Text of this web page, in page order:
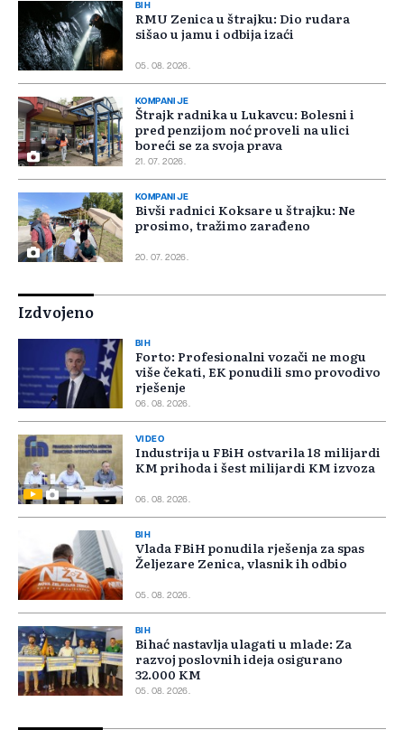
BIH
RMU Zenica u štrajku: Dio rudara
sišao u jamu i odbija izaći
05. 08. 2026.
KOMPANIJE
Štrajk radnika u Lukavcu: Bolesni i
pred penzijom noć proveli na ulici
boreći se za svoja prava
21. 07. 2026.
KOMPANIJE
Bivši radnici Koksare u štrajku: Ne
prosimo, tražimo zarađeno
20. 07. 2026.
Izdvojeno
BIH
Forto: Profesionalni vozači ne mogu
više čekati, EK ponudili smo provodivo
rješenje
06. 08. 2026.
VIDEO
Industrija u FBiH ostvarila 18 milijardi
KM prihoda i šest milijardi KM izvoza
06. 08. 2026.
BIH
Vlada FBiH ponudila rješenja za spas
Željezare Zenica, vlasnik ih odbio
05. 08. 2026.
BIH
Bihać nastavlja ulagati u mlade: Za
razvoj poslovnih ideja osigurano
32.000 KM
05. 08. 2026.